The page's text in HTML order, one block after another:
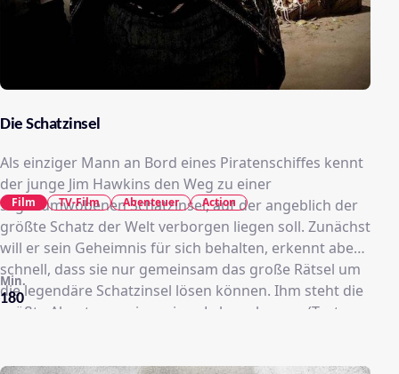
Die Schatzinsel
Als einziger Mann an Bord eines Piratenschiffes kennt
der junge Jim Hawkins den Weg zu einer
sagenumwobenen Schatzinsel, auf der angeblich der
größte Schatz der Welt verborgen liegen soll. Zunächst
will er sein Geheimnis für sich behalten, erkennt aber
schnell, dass sie nur gemeinsam das große Rätsel um
die legendäre Schatzinsel lösen können. Ihm steht die
größte Abenteuerreise seines Lebens bevor… (Text:
180
Min.
Film TV-Film Abenteuer Action